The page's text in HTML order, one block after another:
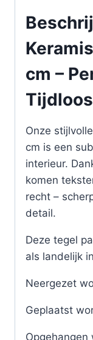
cm –
Tijdloos
Onze
cm is een
interieur.
komen
recht –
detail.
Deze tegel
als landelijk
Neergezet
Geplaatst